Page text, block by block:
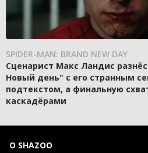
SPIDER-MAN: BRAND NEW DAY
Сценарист Макс Ландис
Новый день" с его странным
подтекстом, а финальную
каскадёрами
О SHAZOO